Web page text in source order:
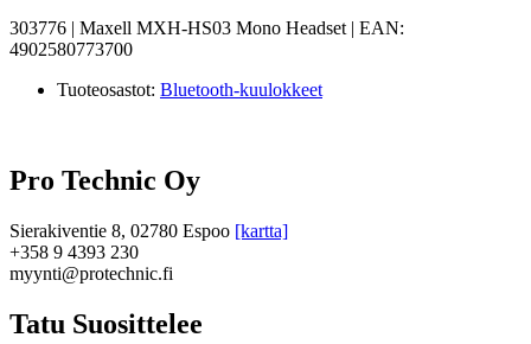
303776 | Maxell MXH-HS03 Mono Headset | EAN:
4902580773700
Tuoteosastot: Bluetooth-kuulokkeet
Pro Technic Oy
Sierakiventie 8, 02780 Espoo [kartta]
+358 9 4393 230
myynti@protechnic.fi
Tatu Suosittelee